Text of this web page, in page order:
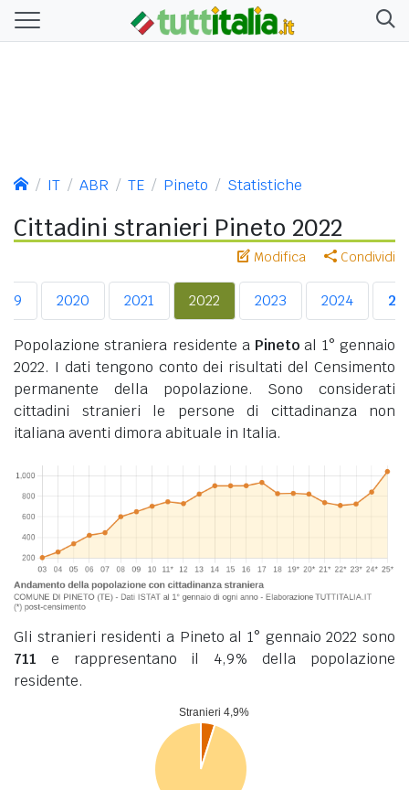
IT ABR TE Pineto Statistiche
Cittadini stranieri Pineto 2022
Modifica Condividi
2020 2021 2022 2023 2024
Popolazione straniera residente a Pineto al 1° gennaio
2022. I dati tengono conto dei risultati del Censimento
permanente della popolazione. Sono considerati
cittadini stranieri le persone di cittadinanza non
italiana aventi dimora abituale in Italia.
Gli stranieri residenti a Pineto al 1° gennaio 2022 sono
711 e rappresentano il 4,9% della popolazione
residente.